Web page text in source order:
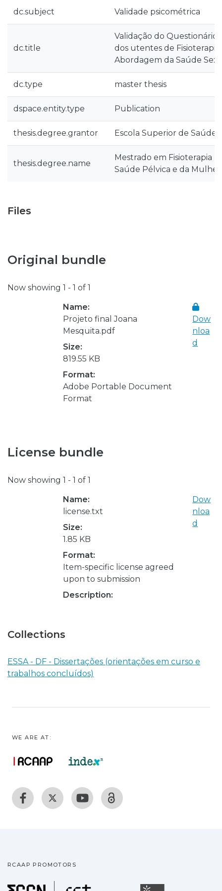
dc.subject Validade psicométrica
dc.title
Validação do Questionário
dos utentes de
Abordagem da Saúde
dc.type master thesis
dspace.entity.type Publication
thesis.degree.grantor Escola Superior de Saúde
thesis.degree.name
Mestrado em Fisioterapia
Saúde Pélvica e da Mulher
Files
Original bundle
Now showing 1 - 1 of 1
Name:
Projeto final Joana
Mesquita.pdf
Size:
819.55 KB
Format:
Adobe Portable Document
Format
Dow
nloa
d
License bundle
Now showing 1 - 1 of 1
Name:
license.txt
Size:
1.85 KB
Format:
Item-specific license agreed
upon to submission
Description:
Dow
nloa
d
Collections
ESSA - DF - Dissertações (orientações em curso e
trabalhos concluídos)
WE ARE AT:
RCAAP PROMOTORS
Fundação para a